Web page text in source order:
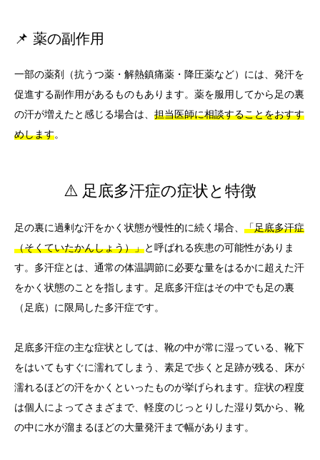
📌 薬の副作用
一部の薬剤（抗うつ薬・解熱鎮痛薬・降圧薬など）には、発汗を
促進する副作用があるものもあります。薬を服用してから足の裏
の汗が増えたと感じる場合は、 担当医師に相談することをおすす
めします。
⚠️ 足底多汗症の症状と特徴
足の裏に過剰な汗をかく状態が慢性的に続く場合、 「足底多汗症
（そくていたかんしょう）」と呼ばれる疾患の可能性がありま
す。多汗症とは、通常の体温調節に必要な量をはるかに超えた汗
をかく状態のことを指します。足底多汗症はその中でも足の裏
（足底）に限局した多汗症です。
足底多汗症の主な症状としては、靴の中が常に湿っている、靴下
をはいてもすぐに濡れてしまう、素足で歩くと足跡が残る、床が
濡れるほどの汗をかくといったものが挙げられます。症状の程度
は個人によってさまざまで、軽度のじっとりした湿り気から、靴
の中に水が溜まるほどの大量発汗まで幅があります。